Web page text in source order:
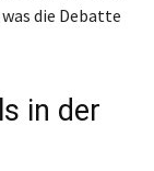
die Debatte
in der